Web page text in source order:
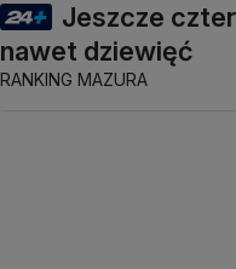
Jeszcze
nawet dziewięć
RANKING MAZURA